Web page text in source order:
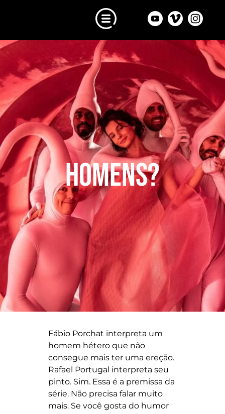
Homens?
Fábio Porchat interpreta um
homem hétero que não
consegue mais ter uma ereção.
Rafael Portugal interpreta seu
pinto. Sim. Essa é a premissa da
série. Não precisa falar muito
mais. Se você gosta do humor